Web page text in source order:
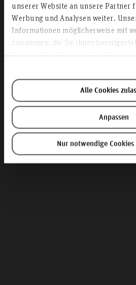
unserer Website an unsere Partner
Werbung und Analysen weiter.
Informationen möglicherweise mit
zusammen, die Sie ihnen
Alle Cookies
Anpassen
Nur notwendige Cookies
Studieren an der
Medien, Information